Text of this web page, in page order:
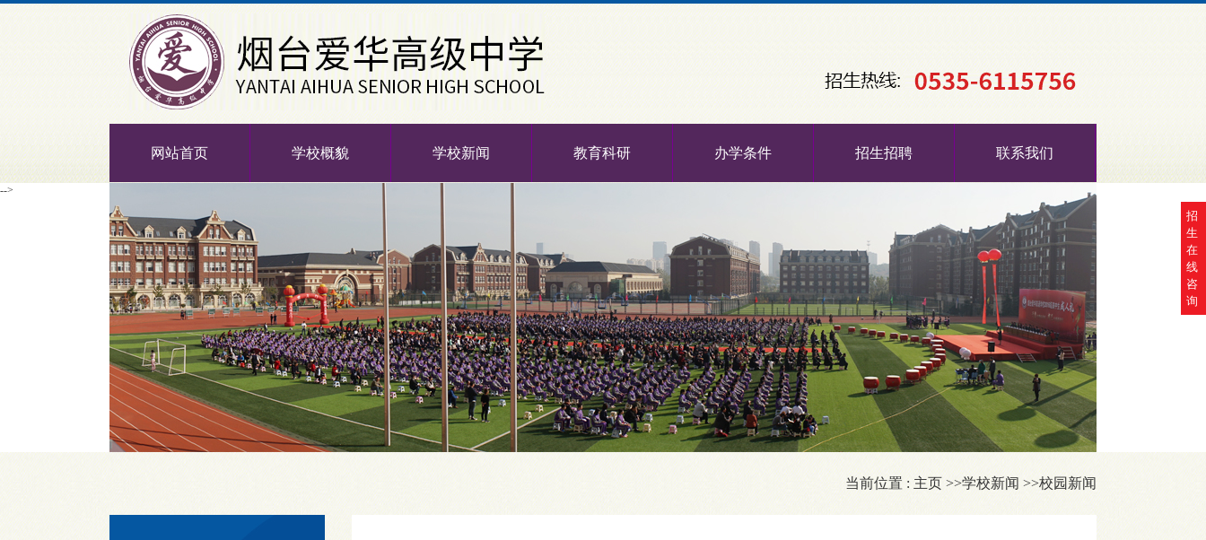
网站首页 学校概貌 学校新闻 教育科研 办学条件 招生招聘 联系我们
-->
当前位置 : 主页>>学校新闻 >>校园新闻
招
生
在
线
咨
询